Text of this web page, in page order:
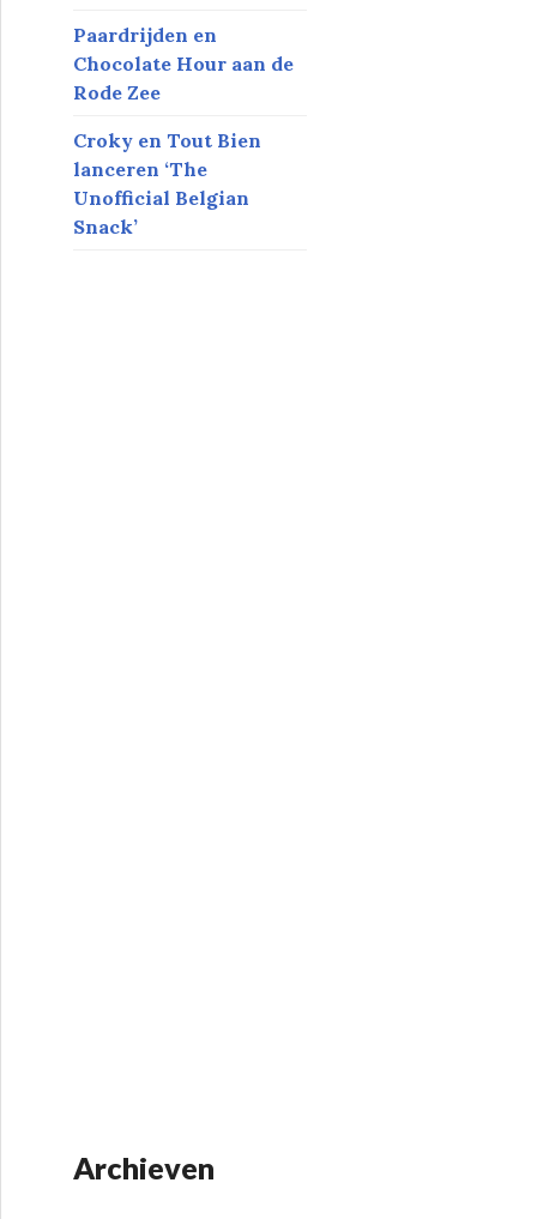
Paardrijden en
Chocolate Hour aan de
Rode Zee
Croky en Tout Bien
lanceren ‘The
Unofficial Belgian
Snack’
Archieven